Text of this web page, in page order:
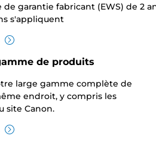
garantie fabricant (EWS) de 2
s'appliquent
de produits
large gamme complète de
endroit, y compris les
site Canon.